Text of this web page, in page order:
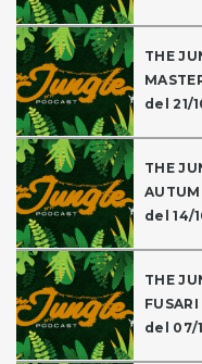
THE
del 21/
THE
del 14/
THE
FUSARI
del 07/